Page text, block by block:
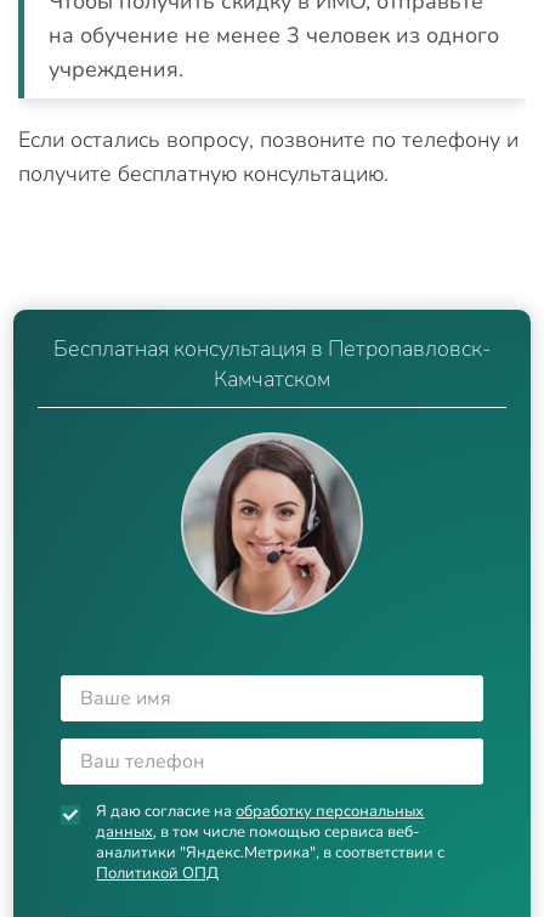
на обучение не менее 3 человек из одного
учреждения.
Если остались вопросу, позвоните по телефону и
получите бесплатную консультацию.
Бесплатная консультация в Петропавловск-
Камчатском
Я даю согласие наобработку персональных
данных, в том числе помощью сервиса веб-
аналитики "Яндекс.Метрика", в соответствии с
Политикой ОПД